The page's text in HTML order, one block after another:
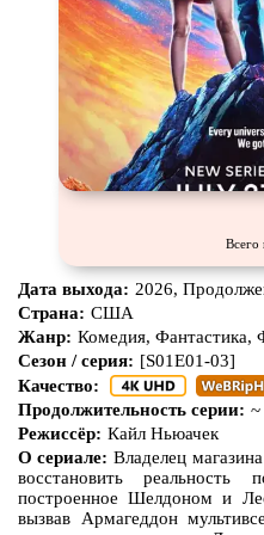
Про апокалипсис
Про богов
Про ведьм
Про выживание
Про гонки
Про животных
Про инопланетян
Про космос
Про маньяков исерийных
убийц
Про оборотней
Про подростков
Всего
Дата выхода: 2026,
Страна: США
Жанр: Комедия, Фантастика,
Сезон / серия: [S01E01-03]
Качество:
Продолжительность серии: ~
Режиссёр: Кайл Ньюачек
О сериале: Владелец
восстановить
построенное Шелдоном и
вызвав Армагеддон